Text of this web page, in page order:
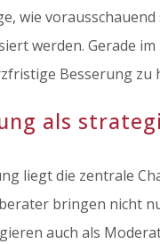
wie
werden. Gerade
Besserung
als
liegt die zentrale
bringen nicht
auch als